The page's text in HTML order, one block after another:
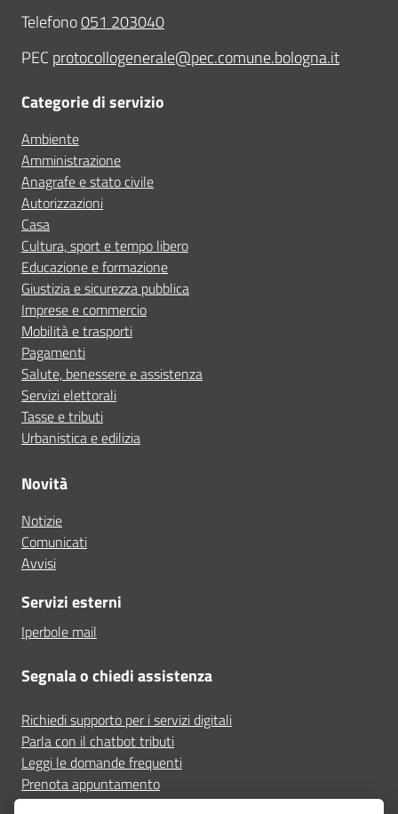
Telefono051 203040
PEC protocollogenerale@pec.comune.bologna.it
Categorie di servizio
Ambiente
Amministrazione
Anagrafe e stato civile
Autorizzazioni
Casa
Cultura, sport e tempo libero
Educazione e formazione
Giustizia e sicurezza pubblica
Imprese e commercio
Mobilità e trasporti
Pagamenti
Salute, benessere e assistenza
Servizi elettorali
Tasse e tributi
Urbanistica e edilizia
Novità
Notizie
Comunicati
Avvisi
Servizi esterni
Iperbole mail
Segnala o chiedi assistenza
Richiedi supporto per i servizi digitali
Parla con il chatbot tributi
Leggi le domande frequenti
Prenota appuntamento
Segnala disservizio